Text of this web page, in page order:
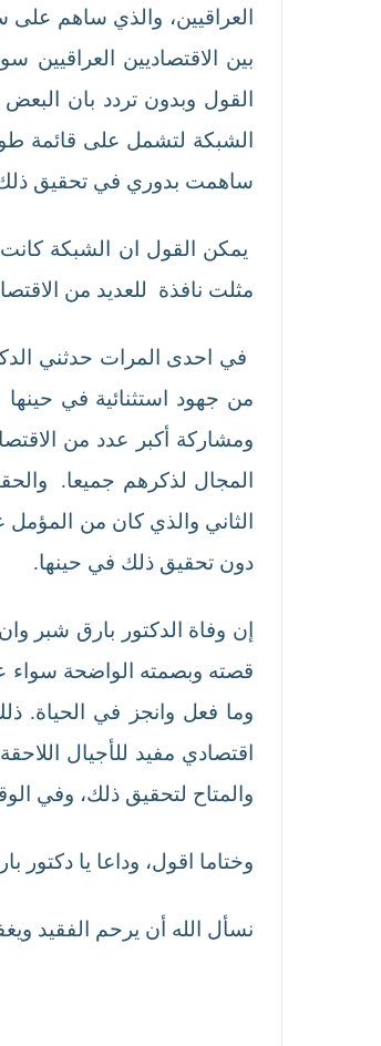
العراقيين، والذي ساهم على
بين الاقتصاديين
القول وبدون تردد بان
الشبكة لتشمل على قائمة
ساهمت بدوري في تحقيق
يمكن القول ان الشبكة كانت
مثلت نافذة للعديد من
من جهود استثنائية في
ومشاركة أكبر عدد من
المجال لذكرهم جميعا.
دون تحقيق ذلك في حينها.
إن وفاة الدكتور بارق شبر
قصته وبصمته الواضحة سواء
وما فعل وانجز في الحياة.
اقتصادي مفيد للأجيال
والمتاح لتحقيق ذلك، وفي
وختاما اقول، وداعا يا دكتور
نسأل الله أن يرحم الفقيد